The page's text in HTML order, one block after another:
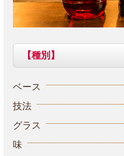
【種別】
ベース
技法
グラス
味